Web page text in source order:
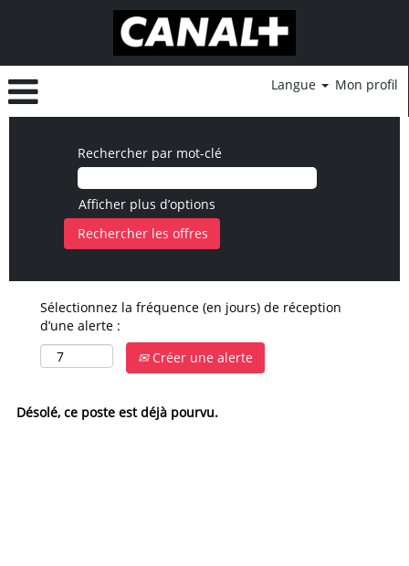
Langue Mon profil
Rechercher par mot-clé
Afficher plus d’options
Sélectionnez la fréquence (en jours) de réception
d’une alerte :
Créer une alerte
Désolé, ce poste est déjà pourvu.